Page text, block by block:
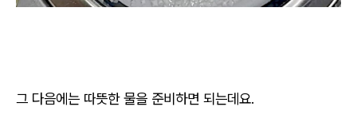
그 다음에는 따뜻한 물을 준비하면 되는데요.